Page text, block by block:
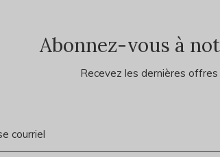
Abonnez-vous à
Recevez les dernières